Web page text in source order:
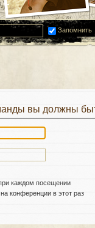
Запомнить
вы должны
каждом посещении
конференции в этот раз